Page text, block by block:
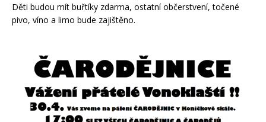
Děti budou mít buřtíky zdarma, ostatní občerstvení, točené
pivo, víno a limo bude zajištěno.